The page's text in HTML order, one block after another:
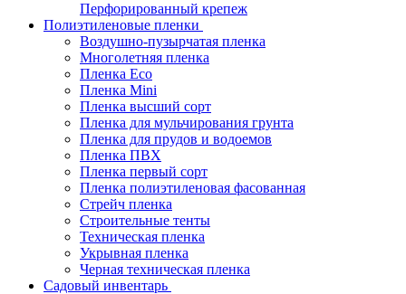
Перфорированный крепеж
Полиэтиленовые пленки
Воздушно-пузырчатая пленка
Многолетняя пленка
Пленка Eco
Пленка Mini
Пленка высший сорт
Пленка для мульчирования грунта
Пленка для прудов и водоемов
Пленка ПВХ
Пленка первый сорт
Пленка полиэтиленовая фасованная
Стрейч пленка
Строительные тенты
Техническая пленка
Укрывная пленка
Черная техническая пленка
Садовый инвентарь